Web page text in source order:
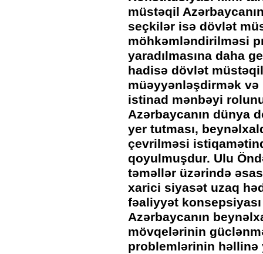
müstəqil
seçkilər isə dövlət
möhkəmləndirilməsi
yaradılmasına daha
hadisə dövlət
müəyyənləşdirmək
istinad mənbəyi
Azərbaycanın dünya
yer tutması,
çevrilməsi
qoyulmuşdur. Ulu
təməllər üzərində
xarici siyasət uzaq
fəaliyyət
Azərbaycanın
mövqelərinin
problemlərinin həllinə